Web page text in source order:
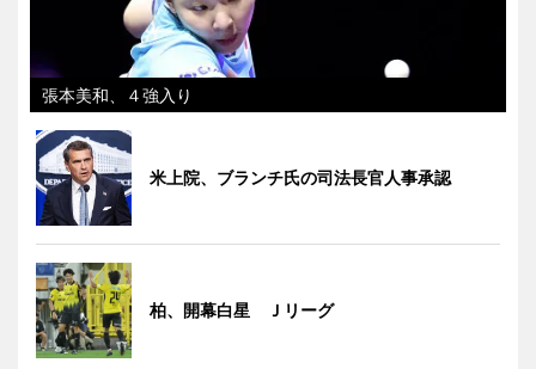
張本美和、４強入り
米上院、ブランチ氏の司法長官人事承認
柏、開幕白星 Ｊリーグ